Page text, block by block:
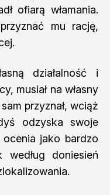
ofiarą włamania.
mu rację,
działalność i
musiał na własny
przyznał, wciąż
odzyska swoje
jako bardzo
według doniesień